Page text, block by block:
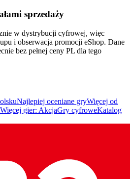
sprzedaży
w dystrybucji cyfrowej, więc
i obserwacja promocji eShop. Dane
bez pełnej ceny PL dla tego
Najlepiej oceniane gryWięcej od
Więcej gier: AkcjaGry cyfroweKatalog